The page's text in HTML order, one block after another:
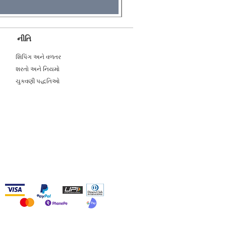
નીતિ
શિપિંગ અને વળતર
શરતો અને નિયમો
ચુકવણી પદ્ધતિઓ